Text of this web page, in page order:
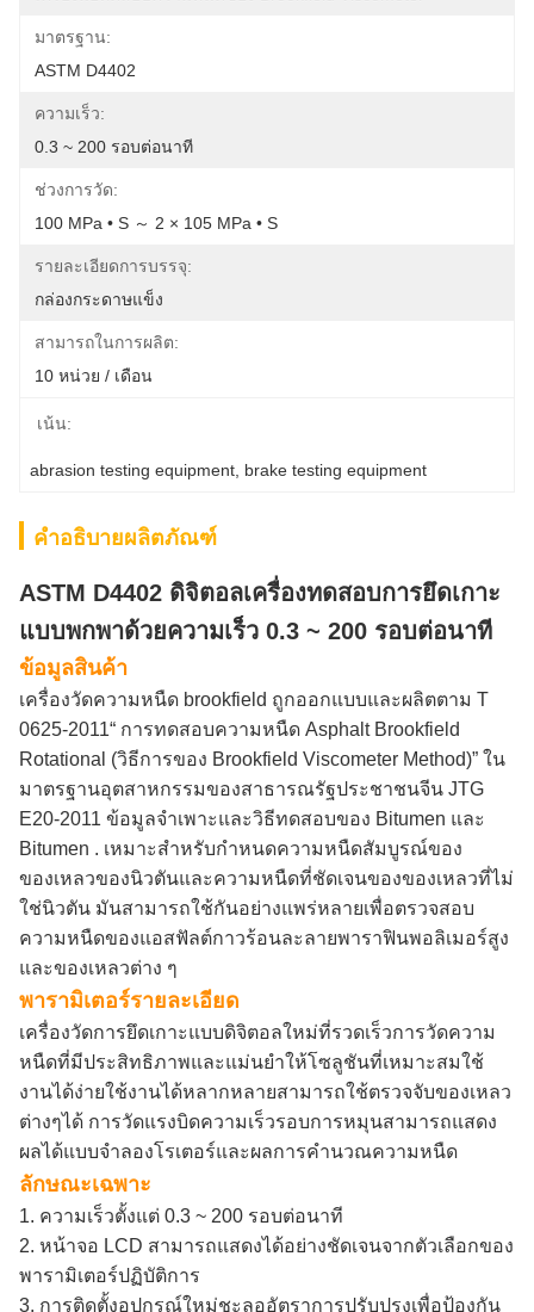
มาตรฐาน:
ASTM D4402
ความเร็ว:
0.3 ~ 200 รอบต่อนาที
ช่วงการวัด:
100 MPa • S ～ 2 × 105 MPa • S
รายละเอียดการบรรจุ:
กล่องกระดาษแข็ง
สามารถในการผลิต:
10 หน่วย / เดือน
เน้น:
abrasion testing equipment brake testing equipment
คำอธิบายผลิตภัณฑ์
ASTM D4402 ดิจิตอลเครื่องทดสอบการยึดเกาะ
แบบพกพาด้วยความเร็ว 0.3 ~ 200 รอบต่อนาที
ข้อมูลสินค้า
เครื่องวัดความหนืด brookfield ถูกออกแบบและผลิตตาม T
0625-2011“ การทดสอบความหนืด Asphalt Brookfield
Rotational (วิธีการของ Brookfield Viscometer Method)” ใน
มาตรฐานอุตสาหกรรมของสาธารณรัฐประชาชนจีน JTG
E20-2011 ข้อมูลจำเพาะและวิธีทดสอบของ Bitumen และ
Bitumen . เหมาะสำหรับกำหนดความหนืดสัมบูรณ์ของ
ของเหลวของนิวตันและความหนืดที่ชัดเจนของของเหลวที่ไม่
ใช่นิวตัน มันสามารถใช้กันอย่างแพร่หลายเพื่อตรวจสอบ
ความหนืดของแอสฟัลต์กาวร้อนละลายพาราฟินพอลิเมอร์สูง
และของเหลวต่าง ๆ
พารามิเตอร์รายละเอียด
เครื่องวัดการยึดเกาะแบบดิจิตอลใหม่ที่รวดเร็วการวัดความ
หนืดที่มีประสิทธิภาพและแม่นยำให้โซลูชันที่เหมาะสมใช้
งานได้ง่ายใช้งานได้หลากหลายสามารถใช้ตรวจจับของเหลว
ต่างๆได้ การวัดแรงบิดความเร็วรอบการหมุนสามารถแสดง
ผลได้แบบจำลองโรเตอร์และผลการคำนวณความหนืด
ลักษณะเฉพาะ
1. ความเร็วตั้งแต่ 0.3 ~ 200 รอบต่อนาที
2. หน้าจอ LCD สามารถแสดงได้อย่างชัดเจนจากตัวเลือกของ
พารามิเตอร์ปฏิบัติการ
3. การติดตั้งอุปกรณ์ใหม่ชะลออัตราการปรับปรุงเพื่อป้องกัน